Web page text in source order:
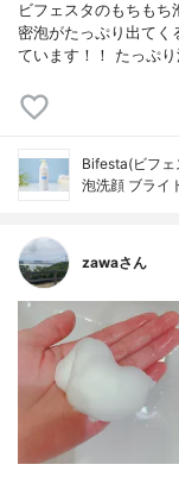
ビフェスタのもちも
密泡がたっぷり出てく
ています！！ たっぷ
Bifesta(ビフェ
泡洗顔 ブライ
zawaさん